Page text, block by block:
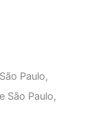
Paulo,
São Paulo,